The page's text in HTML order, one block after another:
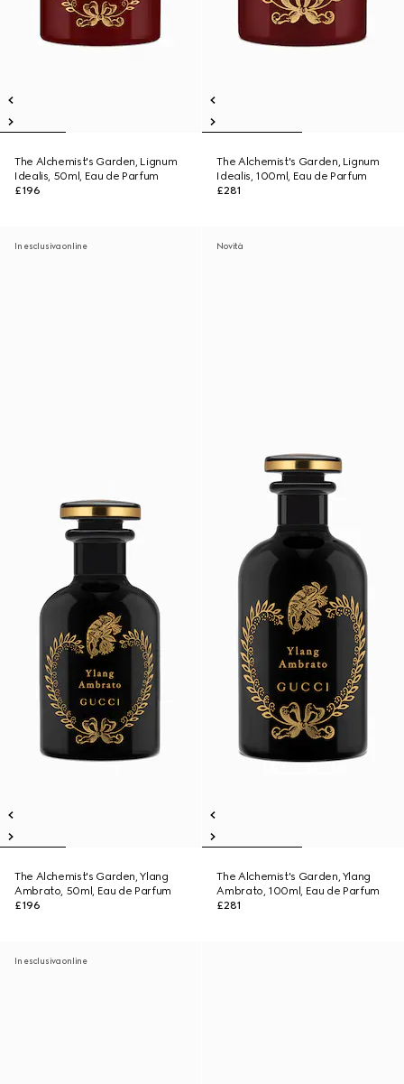
The Alchemist's Garden, Lignum
Idealis, 50ml, Eau de Parfum
£196
The Alchemist's Garden, Lignum
Idealis, 100ml, Eau de Parfum
£281
In esclusiva online
The Alchemist's Garden, Ylang
Ambrato, 50ml, Eau de Parfum
£196
Novità
The Alchemist's Garden, Ylang
Ambrato, 100ml, Eau de Parfum
£281
In esclusiva online